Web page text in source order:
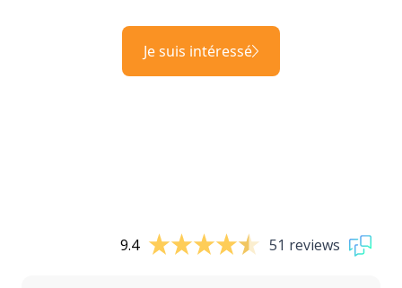
Je suis intéressé
9.4 51 reviews